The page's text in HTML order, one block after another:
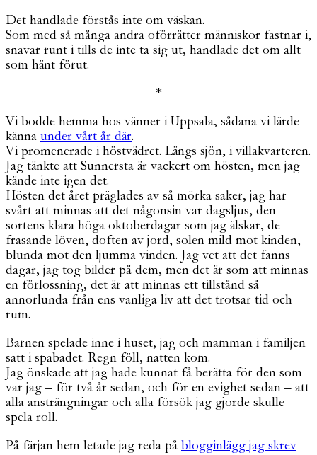
Det handlade förstås inte om väskan.
Som med så många andra oförrätter människor fastnar i,
snavar runt i tills de inte ta sig ut, handlade det om allt
som hänt förut.
*
Vi bodde hemma hos vänner i Uppsala, sådana vi lärde
känna under vårt år där.
Vi promenerade i höstvädret. Längs sjön, i villakvarteren.
Jag tänkte att Sunnersta är vackert om hösten, men jag
kände inte igen det.
Hösten det året präglades av så mörka saker, jag har
svårt att minnas att det någonsin var dagsljus, den
sortens klara höga oktoberdagar som jag älskar, de
frasande löven, doften av jord, solen mild mot kinden,
blunda mot den ljumma vinden. Jag vet att det fanns
dagar, jag tog bilder på dem, men det är som att minnas
en förlossning, det är att minnas ett tillstånd så
annorlunda från ens vanliga liv att det trotsar tid och
rum.
Barnen spelade inne i huset, jag och mamman i familjen
satt i spabadet. Regn föll, natten kom.
Jag önskade att jag hade kunnat få berätta för den som
var jag – för två år sedan, och för en evighet sedan – att
alla ansträngningar och alla försök jag gjorde skulle
spela roll.
På färjan hem letade jag reda på blogginlägg jag skrev